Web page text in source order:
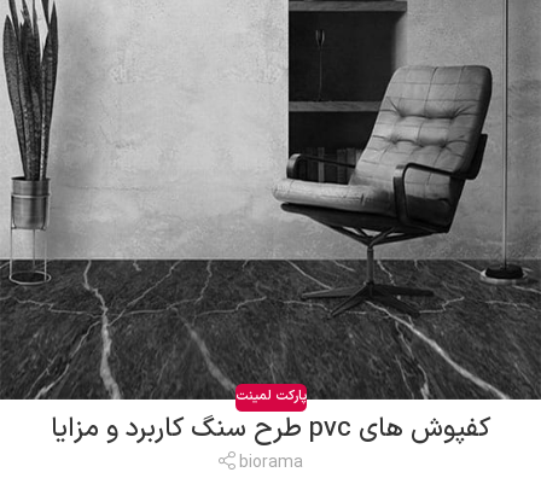
پارکت لمینت
کفپوش های pvc طرح سنگ کاربرد و مزایا
biorama